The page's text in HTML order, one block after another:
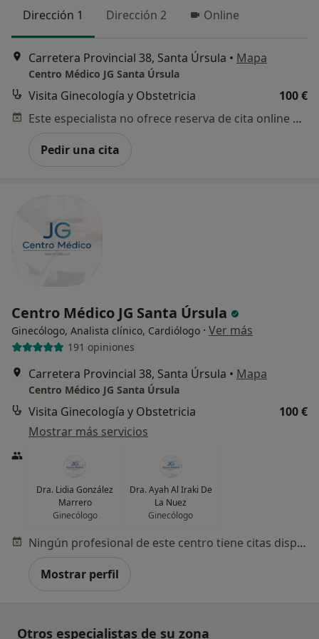
Dirección 1 Dirección 2 Online
Carretera Provincial 38, Santa Úrsula • Mapa
Centro Médico JG Santa Úrsula
Visita Ginecología y Obstetricia
100 €
Este especialista no ofrece reserva de cita online en esta dirección.
Pedir una cita
Centro Médico JG Santa Úrsula
Ginecólogo, Analista clínico, Cardiólogo · Ver más
191 opiniones
Carretera Provincial 38, Santa Úrsula • Mapa
Centro Médico JG Santa Úrsula
Visita Ginecología y Obstetricia
100 €
Mostrar más servicios
Dra. Lidia González
Marrero
Ginecólogo
Dra. Ayah Al Iraki De
La Nuez
Ginecólogo
Ningún profesional de este centro tiene citas disponibles
Mostrar perfil
Otros especialistas de su zona